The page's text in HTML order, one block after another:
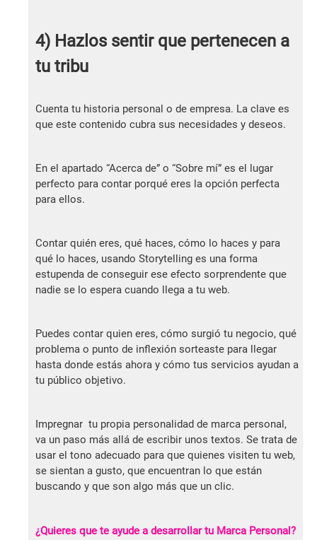
4) Hazlos sentir que pertenecen a
tu tribu
Cuenta tu historia personal o de empresa. La clave es
que este contenido cubra sus necesidades y deseos.
En el apartado “Acerca de” o “Sobre mí” es el lugar
perfecto para contar porqué eres la opción perfecta
para ellos.
Contar quién eres, qué haces, cómo lo haces y para
qué lo haces, usando Storytelling es una forma
estupenda de conseguir ese efecto sorprendente que
nadie se lo espera cuando llega a tu web.
Puedes contar quien eres, cómo surgió tu negocio, qué
problema o punto de inflexión sorteaste para llegar
hasta donde estás ahora y cómo tus servicios ayudan a
tu público objetivo.
Impregnar tu propia personalidad de marca personal,
va un paso más allá de escribir unos textos. Se trata de
usar el tono adecuado para que quienes visiten tu web,
se sientan a gusto, que encuentran lo que están
buscando y que son algo más que un clic.
¿Quieres que te ayude a desarrollar tu Marca Personal?